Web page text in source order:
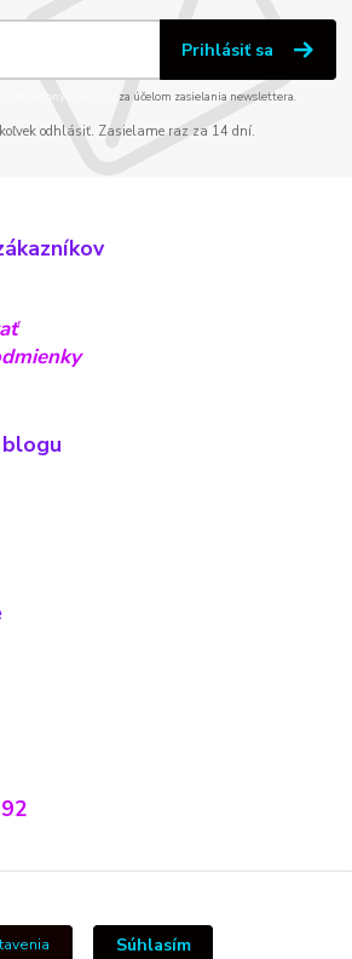
Prihlásiť sa
osobných údajov za účelom zasielania newslettera.
odhlásiť. Zasielame raz za 14 dní.
Súhlasím